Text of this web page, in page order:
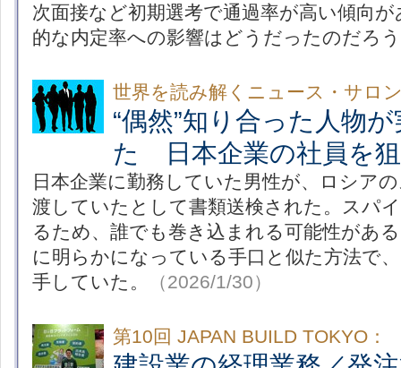
次面接など初期選考で通過率が高い傾向
的な内定率への影響はどうだったのだろ
世界を読み解くニュース・サロ
“偶然”知り合った人物
た 日本企業の社員を
日本企業に勤務していた男性が、ロシア
渡していたとして書類送検された。スパ
るため、誰でも巻き込まれる可能性があ
に明らかになっている手口と似た方法で
手していた。
（2026/1/30）
第10回 JAPAN BUILD TOKYO：